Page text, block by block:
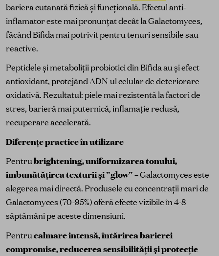
bariera cutanată fizică și funcțională. Efectul anti-
inflamator este mai pronunțat decât la Galactomyces,
făcând Bifida mai potrivit pentru tenuri sensibile sau
reactive.
Peptidele și metaboliții probiotici din Bifida au și efect
antioxidant, protejând ADN-ul celular de deteriorare
oxidativă. Rezultatul: piele mai rezistentă la factori de
stres, barieră mai puternică, inflamație redusă,
recuperare accelerată.
Diferențe practice în utilizare
Pentrubrightening, uniformizarea tonului,
îmbunătățirea texturii și "glow"– Galactomyces este
alegerea mai directă. Produsele cu concentrații mari de
Galactomyces (70-95%) oferă efecte vizibile în 4-8
săptămâni pe aceste dimensiuni.
Pentrucalmare intensă, întărirea barierei
compromise, reducerea sensibilității și protecție